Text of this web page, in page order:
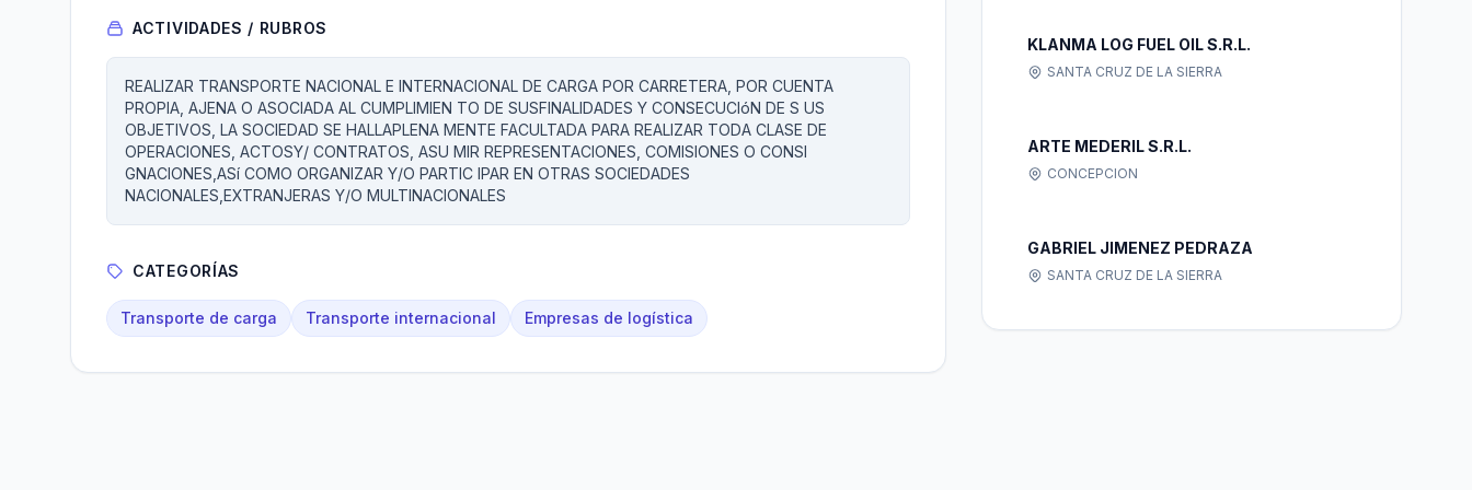
ACTIVIDADES / RUBROS
REALIZAR TRANSPORTE NACIONAL E INTERNACIONAL DE CARGA POR CARRETERA, POR CUENTA
PROPIA, AJENA O ASOCIADA AL CUMPLIMIEN TO DE SUSFINALIDADES Y CONSECUCIóN DE S US
OBJETIVOS, LA SOCIEDAD SE HALLAPLENA MENTE FACULTADA PARA REALIZAR TODA CLASE DE
OPERACIONES, ACTOSY/ CONTRATOS, ASU MIR REPRESENTACIONES, COMISIONES O CONSI
GNACIONES,ASí COMO ORGANIZAR Y/O PARTIC IPAR EN OTRAS SOCIEDADES
NACIONALES,EXTRANJERAS Y/O MULTINACIONALES
CATEGORÍAS
Transporte de carga Transporte internacional Empresas de logística
KLANMA LOG FUEL OIL S.R.L.
SANTA CRUZ DE LA SIERRA
ARTE MEDERIL S.R.L.
CONCEPCION
GABRIEL JIMENEZ PEDRAZA
SANTA CRUZ DE LA SIERRA